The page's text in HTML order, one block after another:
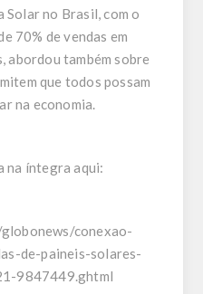
Solar no Brasil, com o
70% de vendas em
também sobre
que todos possam
na economia.
na íntegra aqui:
conexao-
de-paineis-solares-
9847449.ghtml